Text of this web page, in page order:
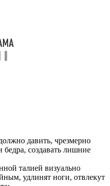
давить, чрезмерно
бедра, создавать лишние
талией визуально
удлинят ноги, отвлекут